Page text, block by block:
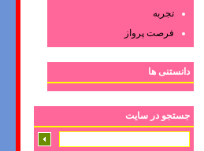
تجربه
فرصت پرواز
دانستنی ها
جستجو در سایت